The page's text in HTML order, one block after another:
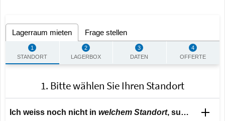
Lagerraum mieten Frage stellen
1
STANDORT
2
LAGERBOX
3
DATEN
4
OFFERTE
1. Bitte wählen Sie Ihren Standort
Ich weiss noch nicht in welchem Standort, suchen Sie für mich aus.